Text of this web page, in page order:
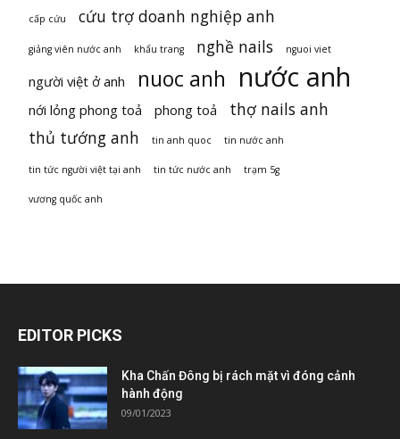
cấp cứu cứu trợ doanh nghiệp anh
giảng viên nước anh khẩu trang nghề nails nguoi viet
người việt ở anh nuoc anh nước anh
nới lỏng phong toả phong toả
thợ nails anh
thủ tướng anh
tin anh quoc tin nước anh
tin tức người việt tại anh tin tức nước anh trạm 5g
vương quốc anh
EDITOR PICKS
Kha Chấn Đông bị rách mặt vì đóng cảnh
hành động
09/01/2023